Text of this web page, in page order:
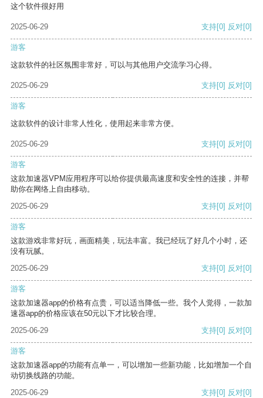
这个软件很好用
2025-06-29 支持[0] 反对[0]
游客
这款软件的社区氛围非常好，可以与其他用户交流学习心得。
2025-06-29 支持[0] 反对[0]
游客
这款软件的设计非常人性化，使用起来非常方便。
2025-06-29 支持[0] 反对[0]
游客
这款加速器VPM应用程序可以给你提供最高速度和安全性的连接，并帮
助你在网络上自由移动。
2025-06-29
支持[0] 反对[0]
游客
这款游戏非常好玩，画面精美，玩法丰富。我已经玩了好几个小时，还
没有玩腻。
2025-06-29
支持[0] 反对[0]
游客
这款加速器app的价格有点贵，可以适当降低一些。我个人觉得，一款加
速器app的价格应该在50元以下才比较合理。
2025-06-29
支持[0] 反对[0]
游客
这款加速器app的功能有点单一，可以增加一些新功能，比如增加一个自
动切换线路的功能。
2025-06-29
支持[0] 反对[0]